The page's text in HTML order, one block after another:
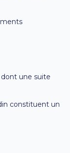
dont une suite
constituent un